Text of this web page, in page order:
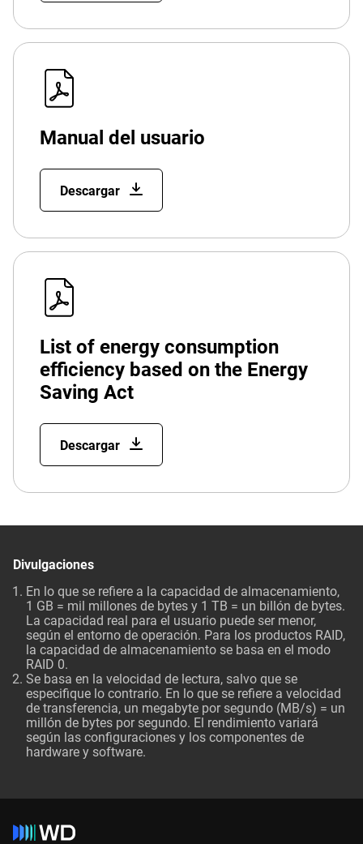
Manual del usuario
Descargar
List of energy consumption
efficiency based on the Energy
Saving Act
Descargar
Divulgaciones
En lo que se refiere a la capacidad de almacenamiento,
1 GB = mil millones de bytes y 1 TB = un billón de bytes.
La capacidad real para el usuario puede ser menor,
según el entorno de operación. Para los productos RAID,
la capacidad de almacenamiento se basa en el modo
RAID 0.
Se basa en la velocidad de lectura, salvo que se
especifique lo contrario. En lo que se refiere a velocidad
de transferencia, un megabyte por segundo (MB/s) = un
millón de bytes por segundo. El rendimiento variará
según las configuraciones y los componentes de
hardware y software.